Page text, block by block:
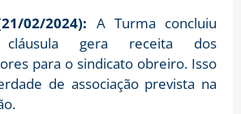
02/2024): A Turma concluiu
gera receita dos
para o sindicato obreiro. Isso
de associação prevista na
.